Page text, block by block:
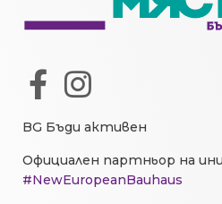
BG Бъди активен
Официален партньор на
#NewEuropeanBauhaus